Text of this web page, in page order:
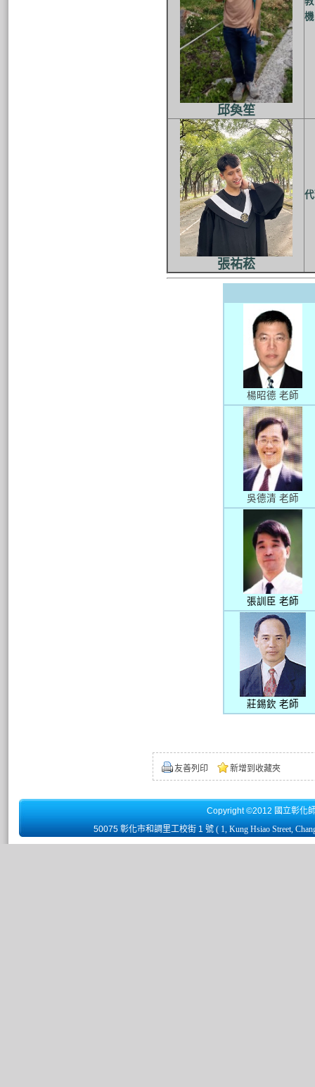
邱奐笙
張祐菘
楊昭德 老師
吳德清 老師
張訓臣 老師
莊錫欽 老師
友善列印 新增到收藏夾
Copyright ©2012 國立彰化
50075 彰化市和調里工校街 1 號 ( 1, Kung Hsiao Street,